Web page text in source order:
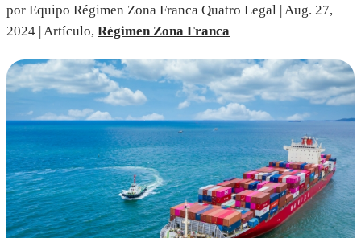
por Equipo Régimen Zona Franca Quatro Legal | Aug. 27,
2024 | Artículo, Régimen Zona Franca